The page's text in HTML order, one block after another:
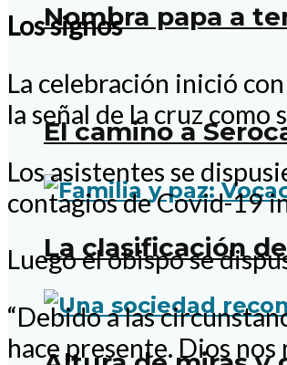
Nombra papa a
El camino a
La clasificación
Los signos
La celebración inició
la señal de la cruz
Los asistentes se
contagios de Covid-19
Luego el obispo se
“Debido a las
hace presente. Dios